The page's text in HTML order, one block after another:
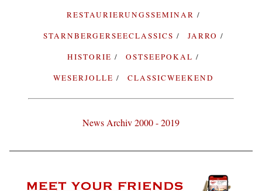
RESTAURIERUNGSSEMINAR
STARNBERGERSEECLASSICS
JARRO
HISTORIE
OSTSEEPOKAL
WESERJOLLE
CLASSICWEEKEND
News Archiv 2000 - 2019